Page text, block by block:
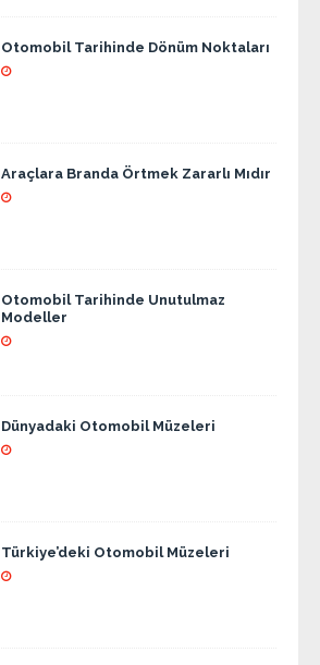
Otomobil Tarihinde Dönüm Noktaları
Araçlara Branda Örtmek Zararlı Mıdır
Otomobil Tarihinde Unutulmaz
Modeller
Dünyadaki Otomobil Müzeleri
Türkiye’deki Otomobil Müzeleri